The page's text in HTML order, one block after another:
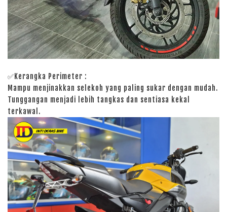
✅Kerangka Perimeter :
Mampu menjinakkan selekoh yang paling sukar dengan mudah.
Tunggangan menjadi lebih tangkas dan sentiasa kekal
terkawal.